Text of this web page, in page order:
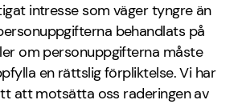
intresse som väger tyngre än
behandlats på
om personuppgifterna måste
en rättslig förpliktelse. Vi har
att motsätta oss raderingen av